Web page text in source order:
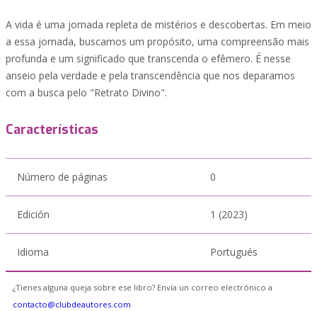
A vida é uma jornada repleta de mistérios e descobertas. Em meio
a essa jornada, buscamos um propósito, uma compreensão mais
profunda e um significado que transcenda o efêmero. É nesse
anseio pela verdade e pela transcendência que nos deparamos
com a busca pelo "Retrato Divino".
Características
Número de páginas 0
Edición 1 (2023)
Idioma Portugués
¿Tienes alguna queja sobre ese libro? Envía un correo electrónico a
contacto@clubdeautores.com